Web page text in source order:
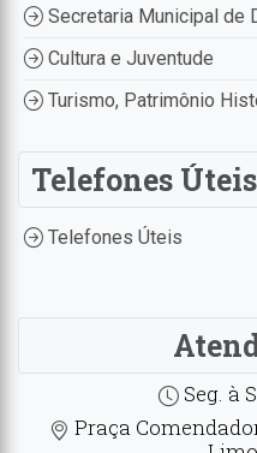
Secretaria Municipal de
Cultura e Juventude
Turismo, Patrimônio
Telefones Úteis
Telefones Úteis
Seg. à
Praça